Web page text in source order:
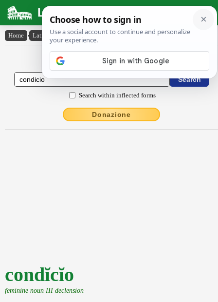
Latin Dictionary
Home › Latin-English › condĭcĭo
Latin to English Dictionary
Search within inflected forms
Donazione
condĭcĭo
feminine noun III declension